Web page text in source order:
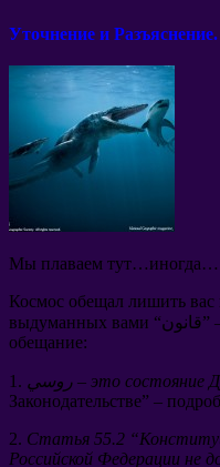
Уточнение и Разъяснение.
Мы плаваем тут…иногда…
Космос обещал лишить вас
выдуманных вами
–
обещание:
1. روسي – это состояние
Законодательстве” –
2. Статья 55.2 “
Российской Федерации не